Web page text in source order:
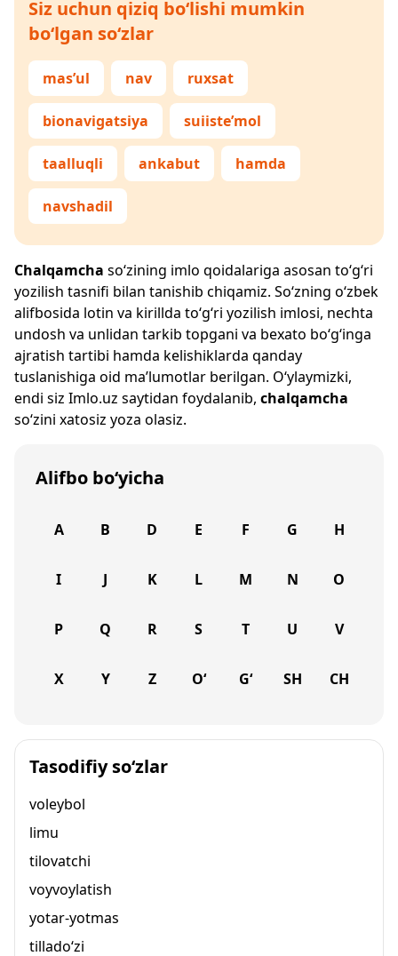
Siz uchun qiziq bo‘lishi mumkin
bo‘lgan so‘zlar
mas’ul nav ruxsat
bionavigatsiya suiiste’mol
taalluqli ankabut hamda
navshadil
Chalqamcha so‘zining imlo qoidalariga asosan to‘g‘ri
yozilish tasnifi bilan tanishib chiqamiz. So‘zning o‘zbek
alifbosida lotin va kirillda to‘g‘ri yozilish imlosi, nechta
undosh va unlidan tarkib topgani va bexato bo‘g‘inga
ajratish tartibi hamda kelishiklarda qanday
tuslanishiga oid ma’lumotlar berilgan. O‘ylaymizki,
endi siz Imlo.uz saytidan foydalanib, chalqamcha
so‘zini xatosiz yoza olasiz.
Alifbo bo‘yicha
A B D E F G H
I J K L M N O
P Q R S T U V
X Y Z O‘ G‘ SH CH
Tasodifiy so‘zlar
voleybol
limu
tilovatchi
voyvoylatish
yotar-yotmas
tillado‘zi